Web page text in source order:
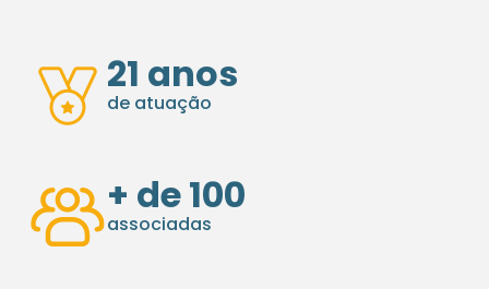
de atuação
21 anos
associadas
+ de 100